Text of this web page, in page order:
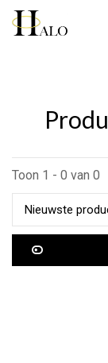
Toon 1 - 0 van 0
Nieuwste